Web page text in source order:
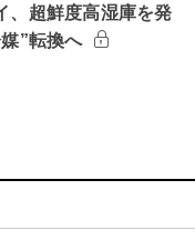
、超鮮度高湿庫を発
”転換へ